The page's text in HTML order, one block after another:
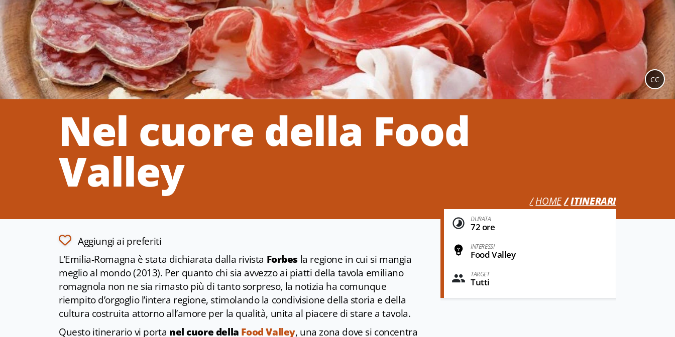
Nel cuore della Food
Valley
HOME ITINERARI
CC
Aggiungi ai preferiti
L’Emilia-Romagna è stata dichiarata dalla rivista Forbes la regione in cui si mangia
meglio al mondo (2013). Per quanto chi sia avvezzo ai piatti della tavola emiliano
romagnola non ne sia rimasto più di tanto sorpreso, la notizia ha comunque
riempito d’orgoglio l’intera regione, stimolando la condivisione della storia e della
cultura costruita attorno all’amore per la qualità, unita al piacere di stare a tavola.
Questo itinerario vi porta nel cuore della Food Valley, una zona dove si concentra
DURATA
72 ore
INTERESSI
Food Valley
TARGET
Tutti